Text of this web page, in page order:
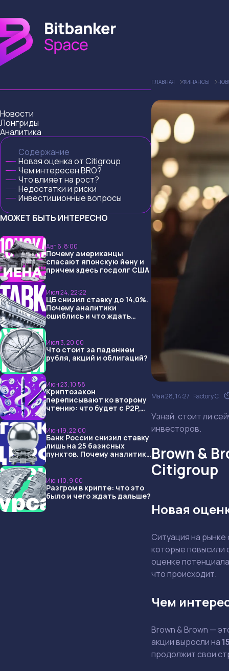
Новости
Лонгриды
Аналитика
Содержание
Новая оценка от Citigroup
Чем интересен BRO?
Что влияет на рост?
Недостатки и риски
Инвестиционные вопросы
МОЖЕТ БЫТЬ ИНТЕРЕСНО
Авг 6, 8:00
Почему американцы
спасают японскую йену и
причем здесь госдолг США
Июл 24, 22:22
ЦБ снизил ставку до 14,0%.
Почему аналитики
ошиблись и что ждать
Июл 3, 20:00
Что стоит за падением
рубля, акций и облигаций?
Июн 23, 10:58
Криптозакон
переписывают ко второму
чтению: что будет с P2P,
Июн 19, 22:00
Банк России снизил ставку
лишь на 25 базисных
пунктов. Почему аналитики
Июн 10, 9:00
Разгром в крипте: что это
было и чего ждать дальше?
ГЛАВНАЯ ФИНАНСЫ
Май 28, 14:27 Factory C.
Узнай, стоит ли
инвесторов.
Brown &
Citigroup
Новая
Ситуация на
которые повысили
оценке
что происходит.
Чем
Brown & Brown —
акции выросли на
продолжит свои